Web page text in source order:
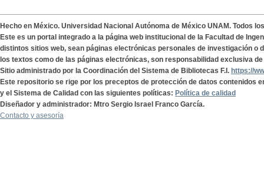
Hecho en México. Universidad Nacional Autónoma de México UNAM. Todos
Este es un portal integrado a la página web institucional de la Facultad de
distintos sitios web, sean páginas electrónicas personales de investigación o
los textos como de las páginas electrónicas, son responsabilidad exclusiva
Sitio administrado por la Coordinación del Sistema de Bibliotecas F.I. https://
Este repositorio se rige por los preceptos de protección de datos contenidos
y el Sistema de Calidad con las siguientes políticas: Política de calidad
Diseñador y administrador: Mtro Sergio Israel Franco García.
Contacto y asesoría